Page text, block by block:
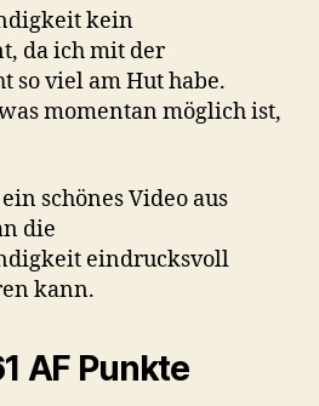
kein
da ich mit der
so viel am Hut habe.
momentan möglich ist,
schönes Video aus
die
eindrucksvoll
kann.
AF Punkte